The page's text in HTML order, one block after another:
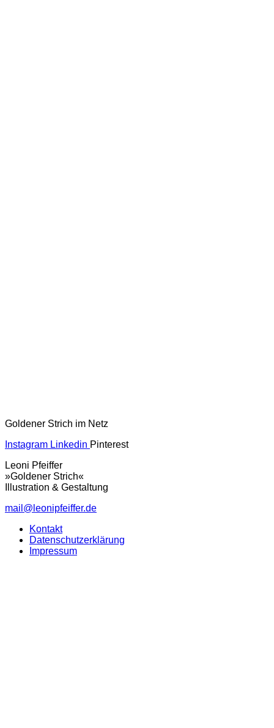
Goldener Strich im Netz
Instagram Linkedin Pinterest
Leoni Pfeiffer
»Goldener Strich«
Illustration & Gestaltung
mail@leonipfeiffer.de
Kontakt
Datenschutzerklärung
Impressum